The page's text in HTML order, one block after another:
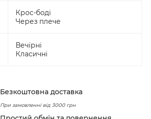
Крос-боді
Через плече
Вечірні
Класичні
Безкоштовна доставка
При замовленні від 3000 грн